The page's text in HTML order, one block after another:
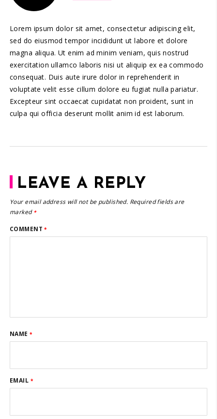
Lorem ipsum dolor sit amet, consectetur adipiscing elit,
sed do eiusmod tempor incididunt ut labore et dolore
magna aliqua. Ut enim ad minim veniam, quis nostrud
exercitation ullamco laboris nisi ut aliquip ex ea commodo
consequat. Duis aute irure dolor in reprehenderit in
voluptate velit esse cillum dolore eu fugiat nulla pariatur.
Excepteur sint occaecat cupidatat non proident, sunt in
culpa qui officia deserunt mollit anim id est laborum.
LEAVE A REPLY
Your email address will not be published. Required fields are
marked *
COMMENT*
NAME*
EMAIL *